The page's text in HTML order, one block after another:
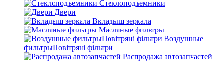
Стеклоподъемники
Двери
Вкладыш зеркала
Масляные фильтры
Воздушные
фильтрыПовітряні фільтри
Распродажа автозапчастей